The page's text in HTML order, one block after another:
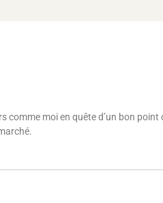
moi en quête d’un bon point